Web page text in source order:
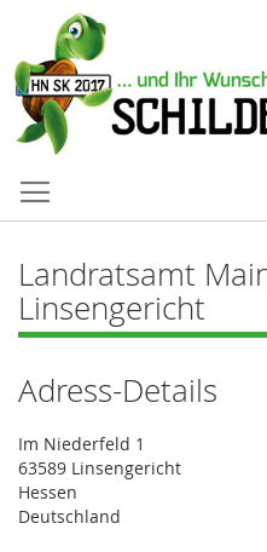
Landratsamt
Linsengericht
Adress-Details
Im Niederfeld 1
63589 Linsengericht
Hessen
Deutschland